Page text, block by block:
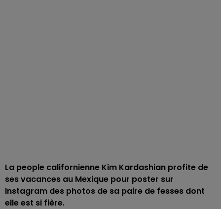
La people californienne Kim Kardashian profite de
ses vacances au Mexique pour poster sur
Instagram des photos de sa paire de fesses dont
elle est si fière.